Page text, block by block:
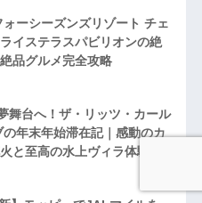
ォーシーズンズリゾート チェ
イステラスパビリオンの絶
品グルメ完全攻略
舞台へ！ザ・リッツ・カール
の年末年始滞在記｜感動のカ
と至高の水上ヴィラ体験